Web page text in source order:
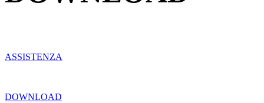
ASSISTENZA
DOWNLOAD